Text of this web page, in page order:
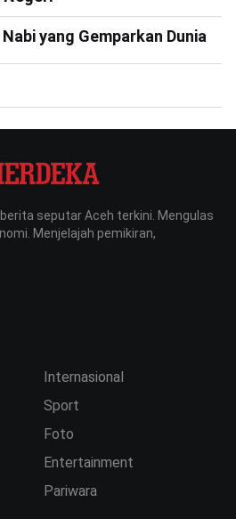
yang Gemparkan Dunia
seputar Aceh terkini. Mengulas
Menjelajah pemikiran,
Internasional
Sport
Foto
Entertainment
Pariwara